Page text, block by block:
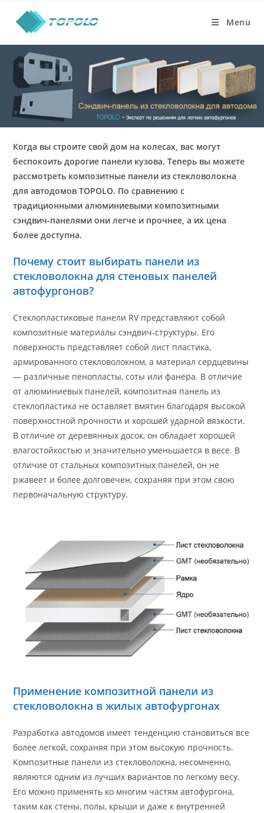
content
Menu
Когда вы строите свой дом на колесах, вас могут
беспокоить дорогие панели кузова. Теперь вы можете
рассмотреть композитные панели из стекловолокна
для автодомов TOPOLO. По сравнению с
традиционными алюминиевыми композитными
сэндвич-панелями они легче и прочнее, а их цена
более доступна.
Почему стоит выбирать панели из
стекловолокна для стеновых панелей
автофургонов?
Стеклопластиковые панели RV представляют собой
композитные материалы сэндвич-структуры. Его
поверхность представляет собой лист пластика,
армированного стекловолокном, а материал сердцевины
— различные пенопласты, соты или фанера. В отличие
от алюминиевых панелей, композитная панель из
стеклопластика не оставляет вмятин благодаря высокой
поверхностной прочности и хорошей ударной вязкости.
В отличие от деревянных досок, он обладает хорошей
влагостойкостью и значительно уменьшается в весе. В
отличие от стальных композитных панелей, он не
ржавеет и более долговечен, сохраняя при этом свою
первоначальную структуру.
Применение композитной панели из
стекловолокна в жилых автофургонах
Разработка автодомов имеет тенденцию становиться все
более легкой, сохраняя при этом высокую прочность.
Композитные панели из стекловолокна, несомненно,
являются одним из лучших вариантов по легкому весу.
Его можно применять ко многим частям автофургона,
таким как стены, полы, крыши и даже к внутренней